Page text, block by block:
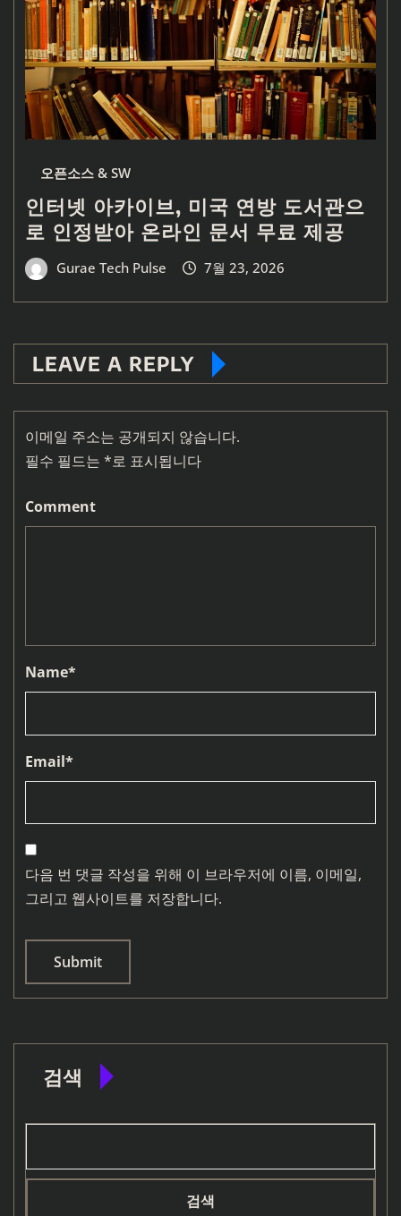
오픈소스 & SW
인터넷 아카이브, 미국 연방 도서관으
로 인정받아 온라인 문서 무료 제공
Gurae Tech Pulse 7월 23, 2026
LEAVE A REPLY
이메일 주소는 공개되지 않습니다.
필수 필드는 *로 표시됩니다
Comment
Name*
Email*
다음 번 댓글 작성을 위해 이 브라우저에 이름, 이메일,
그리고 웹사이트를 저장합니다.
검색
검색